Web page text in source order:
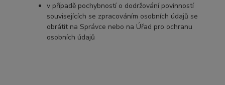
v případě pochybností o dodržování povinností
souvisejících se zpracováním osobních údajů se
obrátit na Správce nebo na Úřad pro ochranu
osobních údajů